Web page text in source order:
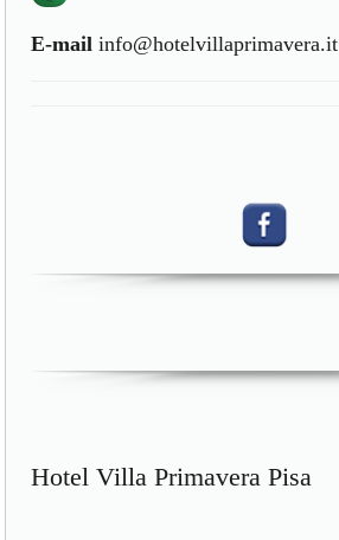
E-mail info@hotelvillaprimavera.it
Hotel Villa Primavera Pisa